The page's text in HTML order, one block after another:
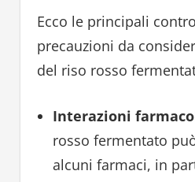
Ecco le principali
precauzioni da
del riso rosso
Interazioni
rosso fermentato
alcuni farmaci, in